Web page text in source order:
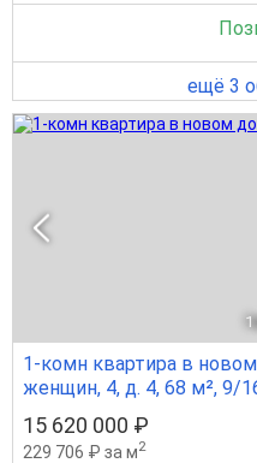
ещё 3
1
1-комн квартира в
женщин, 4, д. 4, 68 м², 9/
15 620 000 ₽
229 706 ₽ за м2